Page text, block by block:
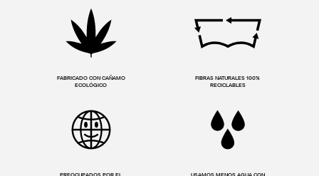
FABRICADO CON CAÑAMO
ECOLÓGICO
FIBRAS NATURALES 100%
RECICLABLES
PREOCUPADOS POR EL
USAMOS MENOS AGUA CON